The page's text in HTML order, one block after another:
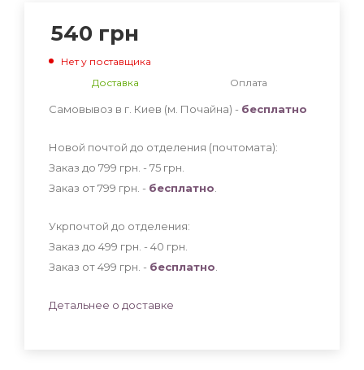
540 грн
Нет у поставщика
Доставка
Оплата
Самовывоз в г. Киев (м. Почайна) - бесплатно
Новой почтой до отделения (почтомата):
Заказ до 799 грн. - 75 грн
Заказ от 799 грн. - бесплатно
Укрпочтой до отделения:
Заказ до 499 грн. - 40 грн
Заказ от 499 грн. - бесплатно
Детальнее о доставке